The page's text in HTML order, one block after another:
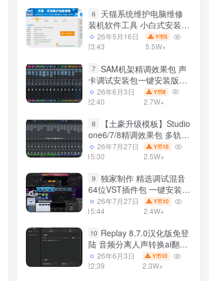
6
天猫系统维护电脑维修
装机软件工具 小白式安装
完全一键安装系统 电脑系统
装机软件 一键重装系统
26年5月16日
23:43
Y币5
5.5W+
7 SAM机架精调效果包 声
卡调试安装包一键安装版模
板 带插件预设效果文件
26年6月3日
22:40
Y币8
2.7W+
8
【土豪升级模板】Studio
one6/7/8精调效果包 多轨道
效果模式可选 声卡调试好预
设模板 带插件全套文件
26年7月27日
15:30
Y币15
2.5W+
9 独家制作 精选调试混音
64位VST插件包 一键安装
600个效果器合集v2.0 WiN
支持定制
26年7月27日
15:44
Y币10
2.4W+
10 Replay 8.7.0汉化版免登
陆 音频分离人声转换ai翻唱
支持50系显卡 一键安装
WiN
26年6月3日
22:39
Y币10
2.3W+